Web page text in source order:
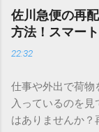
し、似た漢字が多
ません。 そこで
ドを打ち込むだけ
「文字コード入力
必要はありません
こないのか？ そ
あるのでしょうか
佐川急便の再
方法！スマー
22:32
仕事や外出で荷物
入っているのを
はありませんか？